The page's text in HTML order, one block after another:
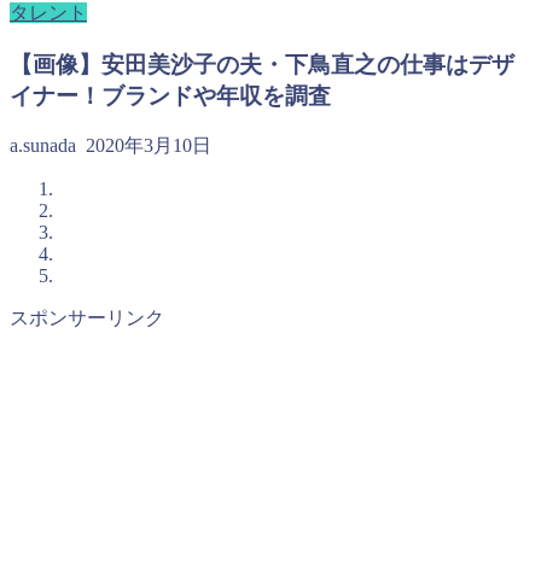
タレント
【画像】安田美沙子の夫・下鳥直之の仕事はデザ
イナー！ブランドや年収を調査
a.sunada 2020年3月10日
スポンサーリンク